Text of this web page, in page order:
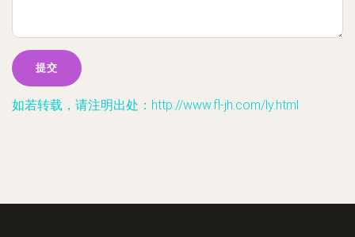
如若转载，请注明出处：http://www.fl-jh.com/ly.html